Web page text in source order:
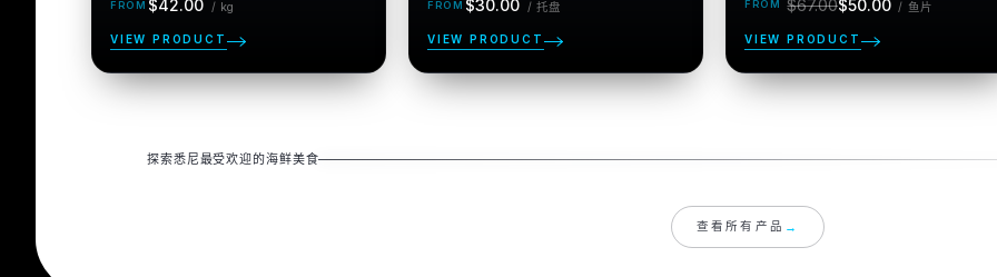
正
价
$42.00 / kg
VIEW PRODUCT
正
价
$30.00 / 托盘
VIEW PRODUCT
价
格
$67.00$50.00 / 鱼片
VIEW PRODUCT
探索悉尼最受欢迎的海鲜美食
查看所有产品 →